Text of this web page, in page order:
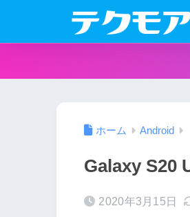
ホーム Android
Galaxy S20
2020年3月15日